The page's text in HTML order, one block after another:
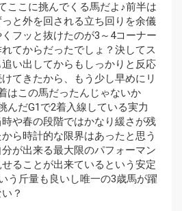
ここに挑んでくる馬だよ♪前半は
と外を回される立ち回りを余儀
フッと抜けたのが3～4コーナー
てからだったでしょ？決してス
い出してからもしっかりと反応
てきたから、もう少し早めにリ
はこの馬だったんじゃないか
んだG1で2着入線している実力
や春の段階ではかなり緩さが残
ら時計的な限界はあったと思う
が出来る最大限のパフォーマン
ることが出来ているという安定
う斤量も良いし唯一の3歳馬が躍
？